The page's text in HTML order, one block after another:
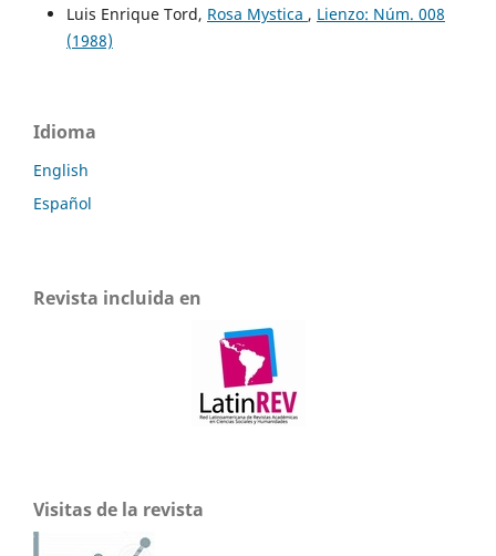
Luis Enrique Tord, Rosa Mystica , Lienzo: Núm. 008
(1988)
Idioma
English
Español
Revista incluida en
Visitas de la revista